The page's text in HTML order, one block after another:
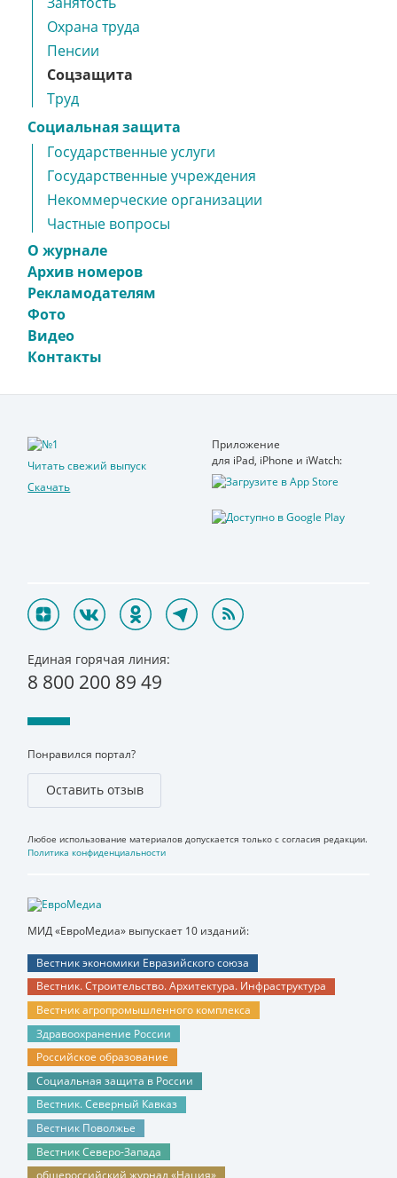
Охрана труда
Пенсии
Соцзащита
Труд
Социальная защита
Государственные услуги
Государственные учреждения
Некоммерческие организации
Частные вопросы
О журнале
Архив номеров
Рекламодателям
Фото
Видео
Контакты
МИД «ЕвроМедиа» выпускает 10 изданий:
Вестник экономики Евразийского союза
Вестник. Строительство. Архитектура. Инфраструктура
Вестник агропромышленного комплекса
Здравоохранение России
Российское образование
Социальная защита в России
Вестник. Северный Кавказ
Вестник Поволжье
Вестник Северо-Запада
Читать свежий выпуск
Скачать
Приложение
для iPad, iPhone и iWatch:
Единая горячая линия:
8 800 200 89 49
Понравился портал?
Оставить отзыв
Любое использование материалов допускается только с согласия редакции.
Политика конфиденциальности